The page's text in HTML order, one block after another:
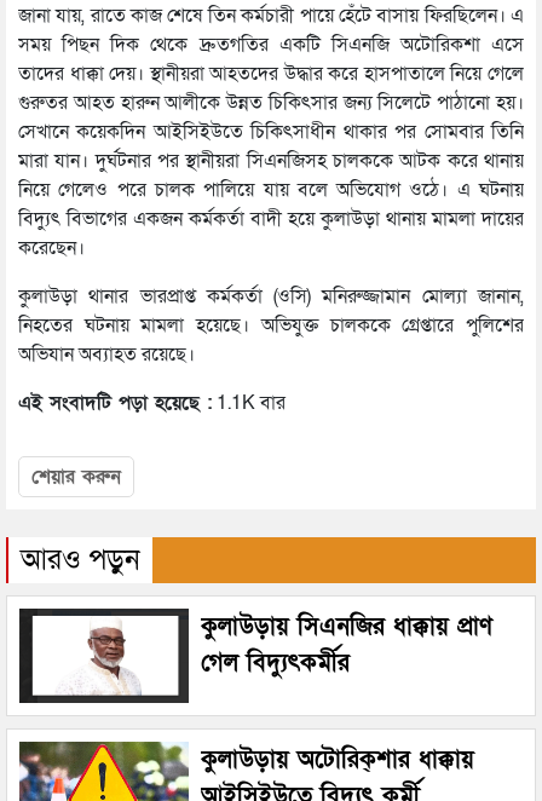
জানা যায়, রাতে কাজ শেষে তিন কর্মচারী পায়ে হেঁটে বাসায় ফিরছিলেন। এ
সময় পিছন দিক থেকে দ্রুতগতির একটি সিএনজি অটোরিকশা এসে
তাদের ধাক্কা দেয়। স্থানীয়রা আহতদের উদ্ধার করে হাসপাতালে নিয়ে গেলে
গুরুতর আহত হারুন আলীকে উন্নত চিকিৎসার জন্য সিলেটে পাঠানো হয়।
সেখানে কয়েকদিন আইসিইউতে চিকিৎসাধীন থাকার পর সোমবার তিনি
মারা যান। দুর্ঘটনার পর স্থানীয়রা সিএনজিসহ চালককে আটক করে থানায়
নিয়ে গেলেও পরে চালক পালিয়ে যায় বলে অভিযোগ ওঠে। এ ঘটনায়
বিদ্যুৎ বিভাগের একজন কর্মকর্তা বাদী হয়ে কুলাউড়া থানায় মামলা দায়ের
করেছেন।
কুলাউড়া থানার ভারপ্রাপ্ত কর্মকর্তা (ওসি) মনিরুজ্জামান মোল্যা জানান,
নিহতের ঘটনায় মামলা হয়েছে। অভিযুক্ত চালককে গ্রেপ্তারে পুলিশের
অভিযান অব্যাহত রয়েছে।
এই সংবাদটি পড়া হয়েছে : 1.1K বার
শেয়ার করুন
আরও পড়ুন
কুলাউড়ায় সিএনজির ধাক্কায় প্রাণ
গেল বিদ্যুৎকর্মীর
কুলাউড়ায় অটোরিক্শার ধাক্কায়